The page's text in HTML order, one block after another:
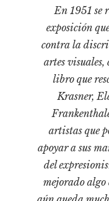
Fragmentos
Gran reserva
Historia
Historia material de
Lagunas mentales
Libros usados
Literatura
Medioambiente
Narrativas visuales
En 1951 se
exposición
contra la
artes visuales,
libro que
Krasner,
artistas que
apoyar a sus
del
mejorado algo